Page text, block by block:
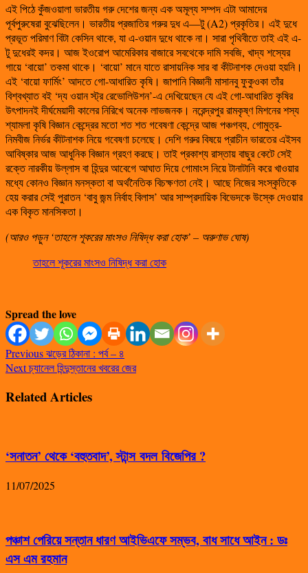
এই পিঠে কুঁজওয়ালা ভারতীয় গরু দেশের জন্য এক অমূল্য সম্পদ এটা আমাদের
পূর্বপুরুষেরা বুঝেছিলেন। ভারতীয় প্রজাতির গরুর দুধ এ—টু (A2) প্রকৃতির। এই দুধে
প্রভূত পরিমাণ বিটা কেসিন থাকে, যা এ-ওয়ান দুধে থাকে না। সারা পৃথিবীতে তাই এই এ-
টু দুধেরই কদর। আজ ইওরোপ আমেরিকার বাজারে সবথেকে দামি সবজি, খাদ্য শস্যের
গায়ে ‘বায়ো’ তকমা থাকে। ‘বায়ো’ মানে যাতে রাসায়নিক সার বা কীটনাশক দেওয়া হয়নি।
এই ‘বায়ো ফার্মিং’ আদতে গো-আধারিত কৃষি। জাপানি বিজ্ঞানী মাসানবু ফুকুওকা তাঁর
বিশ্বখ্যাত বই ‘দ্য ওয়ান স্ট্র রেভোলিউশন’-এ দেখিয়েছেন যে এই গো-আধারিত কৃষির
উৎপাদনই দীর্ঘমেয়াদী কালের নিরিখে অনেক লাভজনক। নরেন্দ্রপুর রামকৃষ্ণ মিশনের শস্য
শ্যামলা কৃষি বিজ্ঞান কেন্দ্রের মতো শত শত গবেষণা কেন্দ্রে আজ পঞ্চগব্য, গোমুত্র-
নিমবীজ নির্ভর কীটনাশক নিয়ে গবেষণা চলেছে। দেশি গরুর বিষয়ে প্রাচীন ভারতের এইসব
আবিষ্কার আজ আধুনিক বিজ্ঞান গ্রহণ করছে। তাই প্রকাশ্য রাস্তায় বাছুর কেটে সেই
রক্তে নারকীয় উল্লাস বা হিন্দুর আবেগে আঘাত দিয়ে গোমাংস নিয়ে টানাটানি করে খাওয়ার
মধ্যে কোনও বিজ্ঞান মনস্কতা বা অর্থনৈতিক বিচক্ষণতা নেই। আছে নিজের সংস্কৃতিকে
হেয় করার সেই পুরাতন ‘বাবু জন্ম নির্বাহ বিলাস’ আর সাম্প্রদায়িক বিভেদকে উস্কে দেওয়ার
এক বিকৃত মানসিকতা।
(আরও পড়ুন ‘তাহলে শূকরের মাংসও নিষিদ্ধ করা হোক’ – অরুণাভ ঘোষ)
তাহলে শূকরের মাংসও নিষিদ্ধ করা হোক
Spread the love
Previousঝড়ের ঠিকানা : পর্ব – ৪
Nextচ্যানেল হিন্দুস্তানের খবরের জের
Related Articles
‘সনাতন’ থেকে ‘বহুতবাদ’, স্টান্স বদল বিজেপির ?
11/07/2025
পঞ্চাশ পেরিয়ে সন্তান ধারণ আইভিএফে সম্ভব, বাধ সাধে আইন : ডঃ
এস এম রহমান